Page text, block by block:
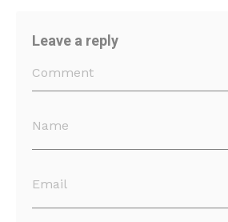
Leave a reply